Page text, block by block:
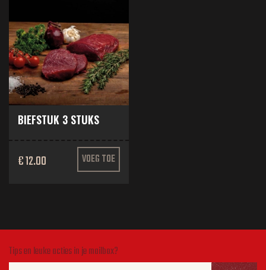
BIEFSTUK 3 STUKS
€ 12.00 VOEG TOE
Tips en leuke acties in je mailbox?